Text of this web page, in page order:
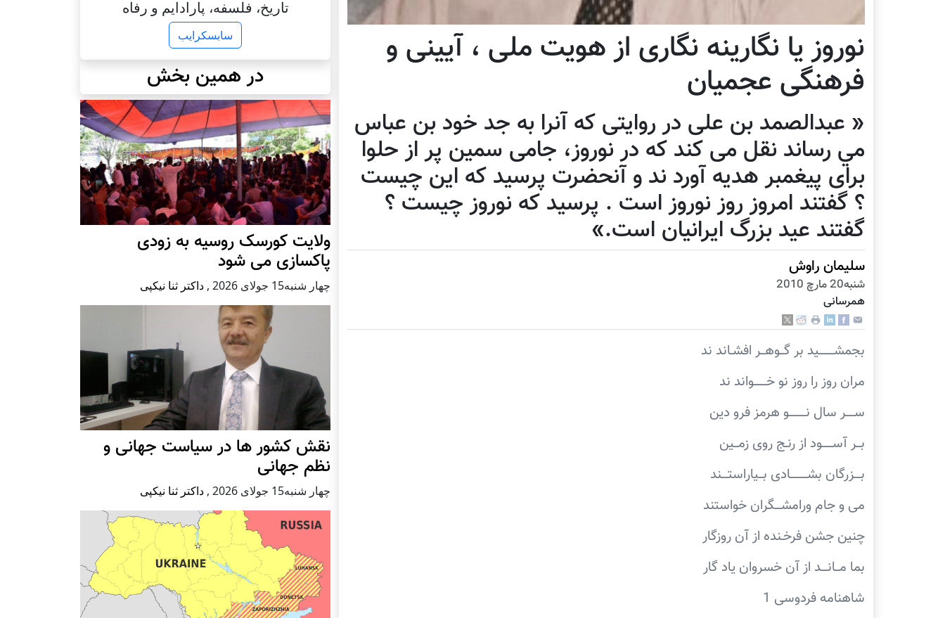
نوروز یا نگارينه نگاری از هویت ملی ، آيينی و
فرهنگی عجمیان
« عبدالصمد بن علی در روايتی که آنرا به جد خود بن عباس
مي رساند نقل می کند که در نوروز، جامی سمين پر از حلوا
برای پيغمبر هديه آورد ند و آنحضرت پرسيد که اين چيست
؟ گفتند امروز روز نوروز است . پرسيد که نوروز چيست ؟
گفتند عيد بزرگ ايرانيان است.»
سلیمان راوش
شنبه20 مارچ 2010
همرسانی
بجمشـــــــيد بر گــوهــر افشـاند ند
مران روز را روز نو خــــــواند ند
ســــر سال نــــــــو هرمز فرو دین
بــر آســـــود از رنـج روی زمــين
بـــزرگان بشــــــــادی بــياراستـــند
می و جام ورامشـــگران خواستند
چنين جشن فرخـنده از آن روزگار
بما مــانـــد از آن خسروان ياد گار
شاهنامه فردوسی 1
تاریخ، فلسفه، پارادایم و رفاه
سابسکرایب
در همین بخش
ولایت کورسک روسیه به زودی
پاکسازی می شود
چهار شنبه15 جولای 2026 , داکتر ثنا نیکپی
نقش کشور ها در سیاست جهانی و
نظم جهانی
چهار شنبه15 جولای 2026 , داکتر ثنا نیکپی